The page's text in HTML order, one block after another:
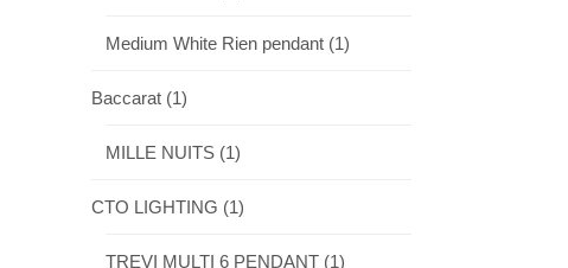
Medium White Rien pendant (1)
Baccarat (1)
MILLE NUITS (1)
CTO LIGHTING (1)
TREVI MULTI 6 PENDANT (1)